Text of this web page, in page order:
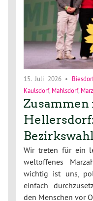
15. Juli 2026•
Kaulsdorf, Mahlsdorf,
Wir treten für ein
weltoffenes
wichtig ist uns,
einfach
den Menschen vor